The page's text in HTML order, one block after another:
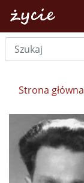
Strona główna